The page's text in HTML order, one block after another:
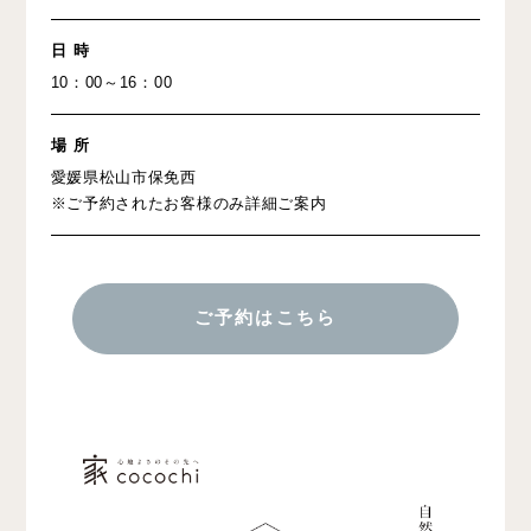
日 時
10：00～16：00
場 所
愛媛県松山市保免西
※ご予約されたお客様のみ詳細ご案内
ご予約はこちら